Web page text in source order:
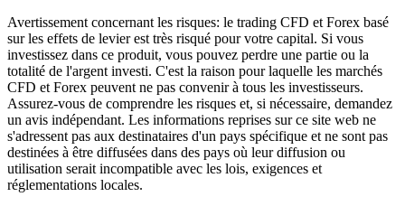
Avertissement concernant les risques: le trading CFD et Forex basé
sur les effets de levier est très risqué pour votre capital. Si vous
investissez dans ce produit, vous pouvez perdre une partie ou la
totalité de l'argent investi. C'est la raison pour laquelle les marchés
CFD et Forex peuvent ne pas convenir à tous les investisseurs.
Assurez-vous de comprendre les risques et, si nécessaire, demandez
un avis indépendant. Les informations reprises sur ce site web ne
s'adressent pas aux destinataires d'un pays spécifique et ne sont pas
destinées à être diffusées dans des pays où leur diffusion ou
utilisation serait incompatible avec les lois, exigences et
réglementations locales.